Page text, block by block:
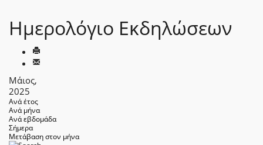
Ημερολόγιο Εκδηλώσεων
Μάιος,
2025
Ανά έτος
Ανά μήνα
Ανά εβδομάδα
Σήμερα
Μετάβαση στον μήνα